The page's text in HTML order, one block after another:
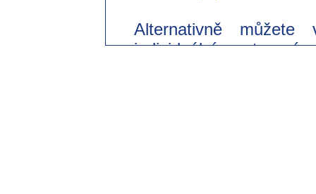
Alternativně
individuální nastavení